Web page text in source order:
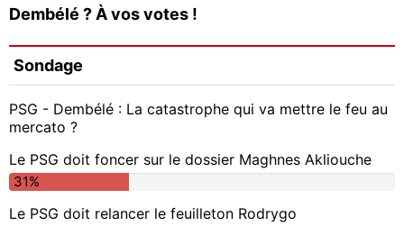
Dembélé ? À vos votes !
Sondage
PSG - Dembélé : La catastrophe qui va mettre le feu au
mercato ?
Le PSG doit foncer sur le dossier Maghnes Akliouche
31%
Le PSG doit relancer le feuilleton Rodrygo